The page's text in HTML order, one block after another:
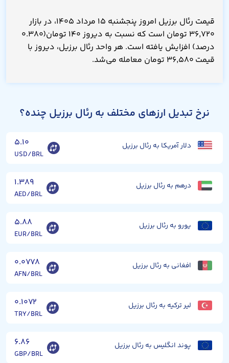
قیمت رئال برزیل امروز پنجشنبه ۱۵ مرداد ۱۴۰۵، در بازار
۳۶,۷۲۰ تومان است که نسبت به دیروز ۱۴۰ تومان(۰.۳۸۰
درصد) افزایش یافته است. هر واحد رئال برزیل، دیروز با
قیمت ۳۶,۵۸۰ تومان معامله می‌شد.
نرخ تبدیل ارزهای مختلف به رئال برزیل چنده؟
دلار آمریکا به رئال برزیل ۵.۱۰
USD/BRL
درهم به رئال برزیل ۱.۳۸۹
AED/BRL
یورو به رئال برزیل ۵.۸۸
EUR/BRL
افغانی به رئال برزیل ۰.۰۷۷۸
AFN/BRL
لیر ترکیه به رئال برزیل ۰.۱۰۷۲
TRY/BRL
پوند انگلیس به رئال برزیل ۶.۸۶
GBP/BRL